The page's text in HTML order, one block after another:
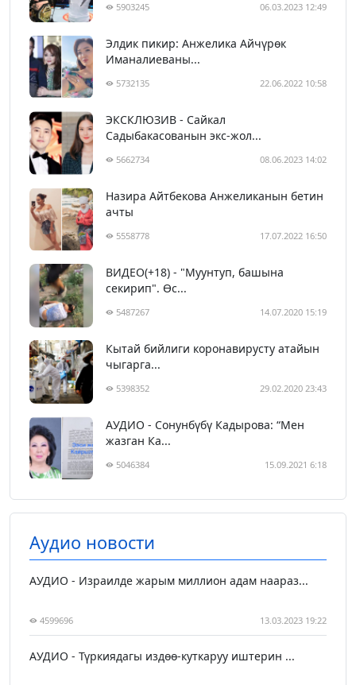
5903245 06.03.2023 12:49
Элдик пикир: Анжелика Айчүрөк
Иманалиеваны...
5732135 22.06.2022 10:58
ЭКСКЛЮЗИВ - Сайкал
Садыбакасованын экс-жол...
5662734 08.06.2023 14:02
Назира Айтбекова Анжеликанын бетин
ачты
5558778 17.07.2022 16:50
ВИДЕО(+18) - "Муунтуп, башына
секирип". Өс...
5487267 14.07.2020 15:19
Кытай бийлиги коронавирусту атайын
чыгарга...
5398352 29.02.2020 23:43
АУДИО - Сонунбүбү Кадырова: “Мен
жазган Ка...
5046384 15.09.2021 6:18
Аудио новости
АУДИО - Израилде жарым миллион адам наараз...
4599696 13.03.2023 19:22
АУДИО - Түркиядагы издөө-куткаруу иштерин ...